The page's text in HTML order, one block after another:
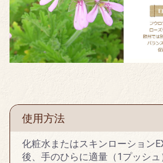
使用方法
化粧水またはスキンローション
後、手のひらに適量（1プッシ